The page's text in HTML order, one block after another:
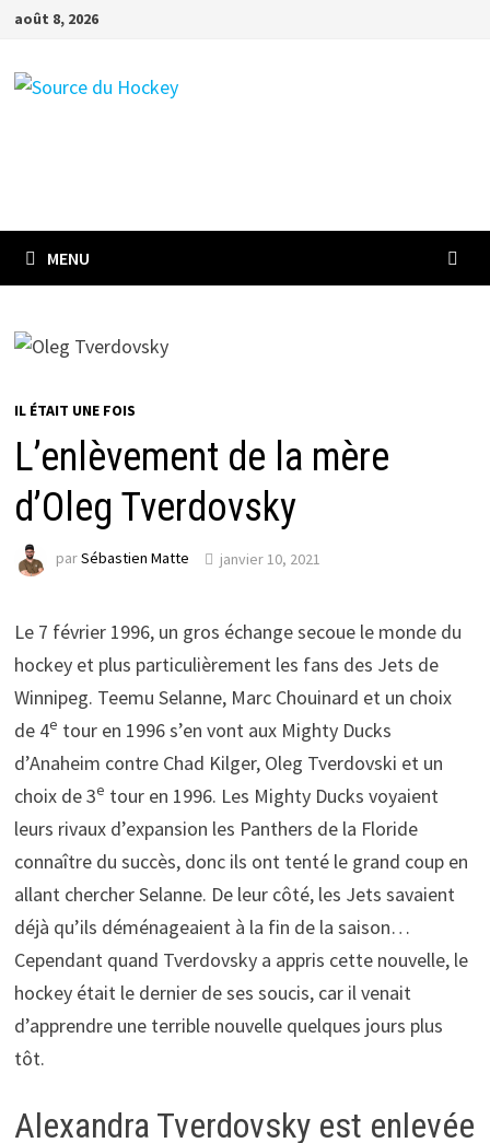
Passer
contenu
août 8, 2026
MENU
IL ÉTAIT UNE FOIS
L’enlèvement de la mère
d’Oleg Tverdovsky
parSébastien Matte janvier 10, 2021
Le 7 février 1996, un gros échange secoue le monde du
hockey et plus particulièrement les fans des Jets de
Winnipeg. Teemu Selanne, Marc Chouinard et un choix
de 4e tour en 1996 s’en vont aux Mighty Ducks
d’Anaheim contre Chad Kilger, Oleg Tverdovski et un
choix de 3e tour en 1996. Les Mighty Ducks voyaient
leurs rivaux d’expansion les Panthers de la Floride
connaître du succès, donc ils ont tenté le grand coup en
allant chercher Selanne. De leur côté, les Jets savaient
déjà qu’ils déménageaient à la fin de la saison…
Cependant quand Tverdovsky a appris cette nouvelle, le
hockey était le dernier de ses soucis, car il venait
d’apprendre une terrible nouvelle quelques jours plus
tôt.
Alexandra Tverdovsky est enlevée